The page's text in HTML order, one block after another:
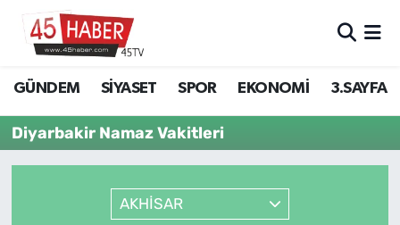
GÜNDEM SİYASET SPOR EKONOMİ 3.SAYFA
Diyarbakir Namaz Vakitleri
AKHİSAR
SİYASET
EKONOMİ
Manisa Hava Durumu
Manisa Trafik Yoğunluk Haritası